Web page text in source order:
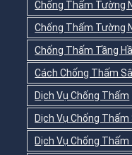
Chống Thấm Tường
Chống Thấm Tường
Chống Thấm Tầng
Cách Chống Thấm
Dịch Vụ Chống Thấm
Dịch Vụ Chống
Dịch Vụ Chống